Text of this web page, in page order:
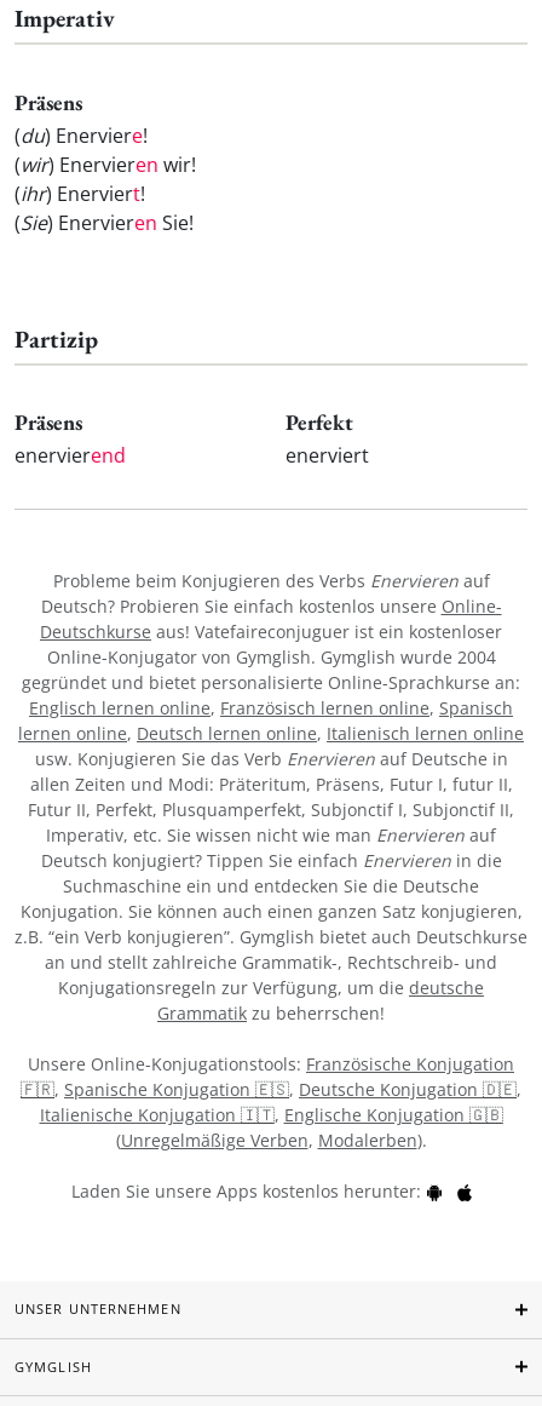
Imperativ
Präsens
(du) Enerviere!
(wir) Enervieren wir!
(ihr) Enerviert!
(Sie) Enervieren Sie!
Partizip
Präsens
enervierend
Perfekt
enerviert
Probleme beim Konjugieren des Verbs Enervierenauf
Deutsch? Probieren Sie einfach kostenlos unsere Online-
Deutschkurse aus! Vatefaireconjuguer ist ein kostenloser
Online-Konjugator von Gymglish. Gymglish wurde 2004
gegründet und bietet personalisierte Online-Sprachkurse an:
Englisch lernen online, Französisch lernen online, Spanisch
lernen online, Deutsch lernen online, Italienisch lernen online
usw. Konjugieren Sie das Verb Enervierenauf Deutsche in
allen Zeiten und Modi: Präteritum, Präsens, Futur I, futur II,
Futur II, Perfekt, Plusquamperfekt, Subjonctif I, Subjonctif II,
Imperativ, etc. Sie wissen nicht wie man Enervieren auf
Deutsch konjugiert? Tippen Sie einfach Enervierenin die
Suchmaschine ein und entdecken Sie die Deutsche
Konjugation. Sie können auch einen ganzen Satz konjugieren,
z.B. “ein Verb konjugieren”. Gymglish bietet auch Deutschkurse
an und stellt zahlreiche Grammatik-, Rechtschreib- und
Konjugationsregeln zur Verfügung, um die deutsche
Grammatik zu beherrschen!
Unsere Online-Konjugationstools: Französische Konjugation
🇫🇷, Spanische Konjugation 🇪🇸, Deutsche Konjugation 🇩🇪,
Italienische Konjugation 🇮🇹, Englische Konjugation 🇬🇧
(Unregelmäßige Verben, Modalerben).
Laden Sie unsere Apps kostenlos herunter:
UNSER UNTERNEHMEN
GYMGLISH